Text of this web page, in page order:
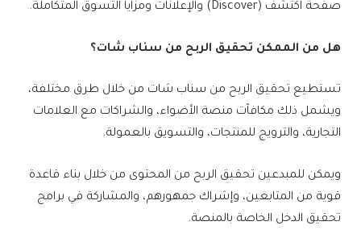
صفحة اكتشف (Discover) والإعلانات ومزايا التسوق المتكاملة.
هل من الممكن تحقيق الربح من سناب شات؟
تستطيع تحقيق الربح من سناب شات من خلال طرق مختلفة،
ويشمل ذلك مكافآت منصة الأضواء، والشراكات مع العلامات
التجارية، والترويج للمنتجات، والتسويق بالعمولة.
ويمكن للمبدعين تحقيق الربح من المحتوى من خلال بناء قاعدة
قوية من المتابعين، وإشراك جمهورهم، والمشاركة في برامج
تحقيق الدخل الخاصة بالمنصة.